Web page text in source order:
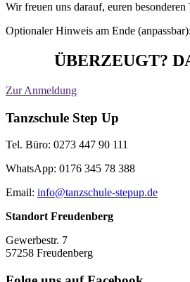
Wir freuen uns darauf, euren
Optionaler Hinweis am Ende
ÜBERZEUGT?
Zur Anmeldung
Tanzschule Step Up
Tel. Büro: 0273 447 90 111
WhatsApp: 0176 345 78 388
Email: info@tanzschule-stepup.de
Standort Freudenberg
Gewerbestr. 7
57258 Freudenberg